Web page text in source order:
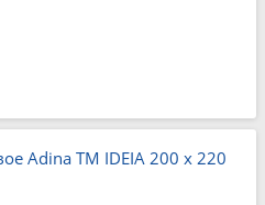
Adina TM IDEIA 200 x 220